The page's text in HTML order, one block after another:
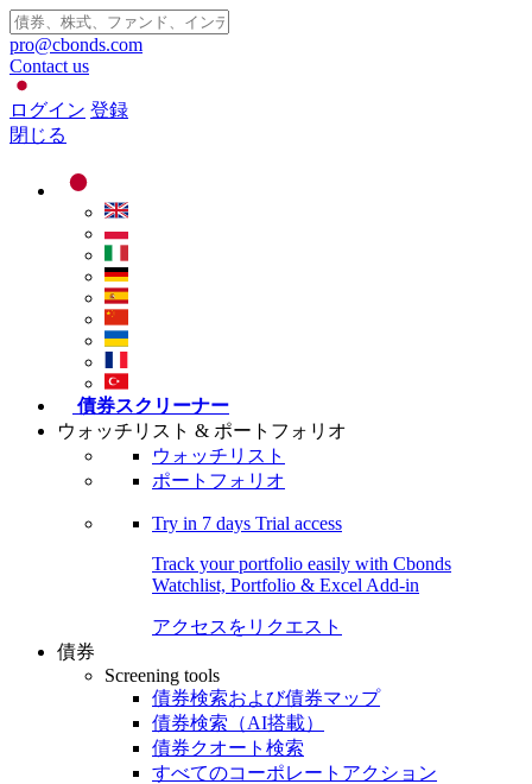
pro@cbonds.com
Contact us
ログイン 登録
閉じる
債券スクリーナー
ウォッチリスト & ポートフォリオ
ウォッチリスト
ポートフォリオ
Try in 7 days Trial access
Track your portfolio easily with Cbonds
Watchlist, Portfolio & Excel Add-in
アクセスをリクエスト
債券
Screening tools
債券検索および債券マップ
債券検索（AI搭載）
債券クオート検索
すべてのコーポレートアクション